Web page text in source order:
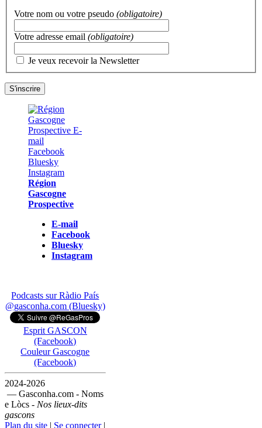
Votre nom ou votre pseudo (obligatoire)
Votre adresse email (obligatoire)
Je veux recevoir la Newsletter
Région
Gascogne
Prospective
E-mail
Facebook
Bluesky
Instagram
Podcasts sur Ràdio País
@gasconha.com (Bluesky)
Esprit GASCON
(Facebook)
Couleur Gascogne
(Facebook)
2024-2026
— Gasconha.com - Noms
e Lòcs - Nos lieux-dits
gascons
Plan du site | Se connecter|